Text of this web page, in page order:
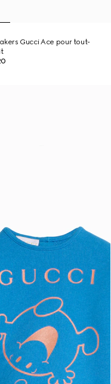
Gucci Ace pour tout-